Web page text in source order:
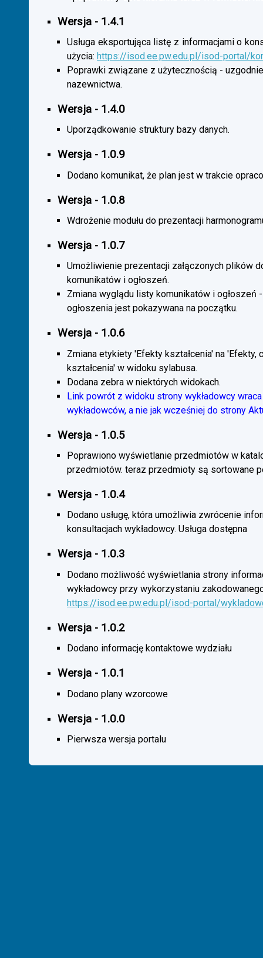
Wersja - 1.4.1
Usługa eksportująca listę z informacjami o
użycia: https://isod.ee.pw.edu.pl/isod-portal/
Poprawki związane z użytecznością -
nazewnictwa.
Wersja - 1.4.0
Uporządkowanie struktury bazy danych.
Wersja - 1.0.9
Dodano komunikat, że plan jest w trakcie
Wersja - 1.0.8
Wdrożenie modułu do prezentacji
Wersja - 1.0.7
Umożliwienie prezentacji załączonych plików
komunikatów i ogłoszeń.
Zmiana wyglądu listy komunikatów i ogłoszeń
ogłoszenia jest pokazywana na początku.
Wersja - 1.0.6
Zmiana etykiety 'Efekty kształcenia' na 'Efekty,
kształcenia' w widoku sylabusa.
Dodana zebra w niektórych widokach.
Link powrót z widoku strony wykładowcy
wykładowców, a nie jak wcześniej do strony
Wersja - 1.0.5
Poprawiono wyświetlanie przedmiotów w
przedmiotów. teraz przedmioty są sortowane
Wersja - 1.0.4
Dodano usługę, która umożliwia zwrócenie
konsultacjach wykładowcy. Usługa dostępna
Wersja - 1.0.3
Dodano możliwość wyświetlania strony
wykładowcy przy wykorzystaniu
https://isod.ee.pw.edu.pl/isod-portal/
Wersja - 1.0.2
Dodano informację kontaktowe wydziału
Wersja - 1.0.1
Dodano plany wzorcowe
Wersja - 1.0.0
Pierwsza wersja portalu